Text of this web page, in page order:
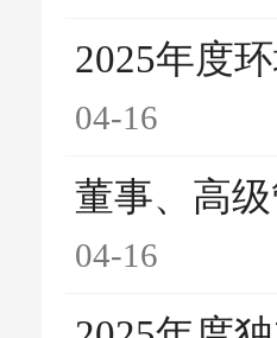
2025年度
04-16
董事、高
04-16